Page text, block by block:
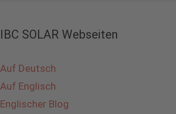
IBC SOLAR Webseiten
Auf Deutsch
Auf Englisch
Englischer Blog